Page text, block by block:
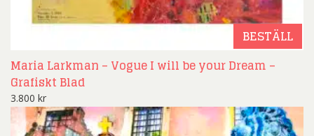
BESTÄLL
Maria Larkman – Vogue I will be your Dream –
Grafiskt Blad
3.800 kr